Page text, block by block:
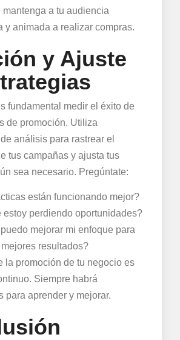
mantenga a tu audiencia
y animada a realizar compras.
y Ajuste
fundamental medir el éxito de
de promoción. Utiliza
análisis para rastrear el
tus campañas y ajusta tus
sea necesario. Pregúntate:
están funcionando mejor?
estoy perdiendo oportunidades?
mejorar mi enfoque para
resultados?
la promoción de tu negocio es
Siempre habrá
para aprender y mejorar.